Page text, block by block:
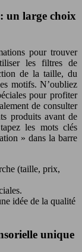
un large choix
pour trouver
les filtres de
de la taille, du
motifs. N’oubliez
pour profiter
de consulter
produits avant de
les mots clés
» dans la barre
(taille, prix,
idée de la qualité
unique